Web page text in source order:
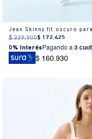
Jean Skinny fit oscuro
$ 229.900$ 172.425
0% Interés Pagando a 3
$ 160.930